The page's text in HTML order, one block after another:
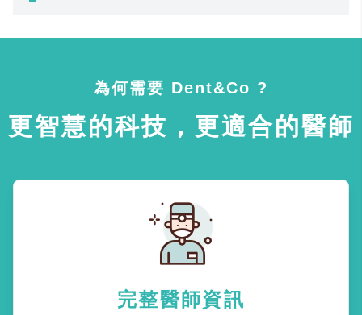
為何需要 Dent&Co ?
更智慧的科技，更適合的醫師
完整醫師資訊